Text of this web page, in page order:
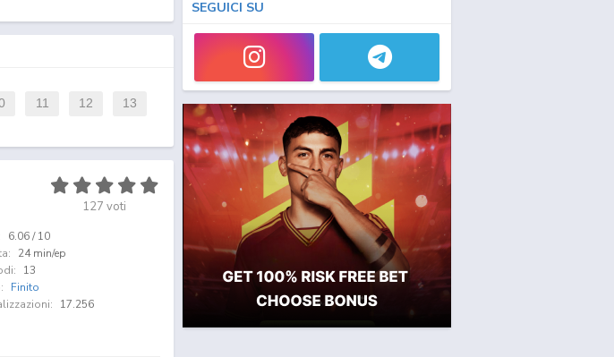
11 12 13
127 voti
6.06/ 10
24 min/ep
13
Finito
17.256
SEGUICI SU